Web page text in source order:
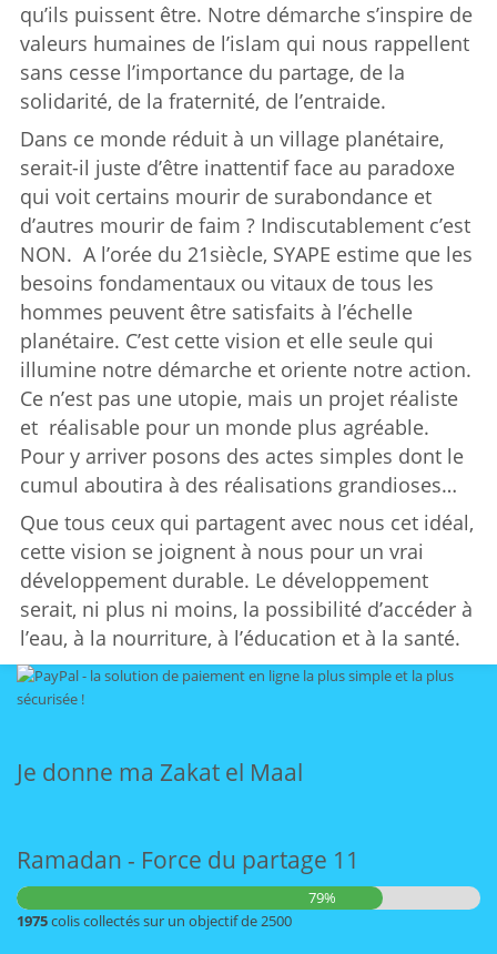
qu’ils puissent être. Notre démarche s’inspire de
valeurs humaines de l’islam qui nous rappellent
sans cesse l’importance du partage, de la
solidarité, de la fraternité, de l’entraide.
Dans ce monde réduit à un village planétaire,
serait-il juste d’être inattentif face au paradoxe
qui voit certains mourir de surabondance et
d’autres mourir de faim ? Indiscutablement c’est
NON. A l’orée du 21siècle, SYAPE estime que les
besoins fondamentaux ou vitaux de tous les
hommes peuvent être satisfaits à l’échelle
planétaire. C’est cette vision et elle seule qui
illumine notre démarche et oriente notre action.
Ce n’est pas une utopie, mais un projet réaliste
et réalisable pour un monde plus agréable.
Pour y arriver posons des actes simples dont le
cumul aboutira à des réalisations grandioses…
Que tous ceux qui partagent avec nous cet idéal,
cette vision se joignent à nous pour un vrai
développement durable. Le développement
serait, ni plus ni moins, la possibilité d’accéder à
l’eau, à la nourriture, à l’éducation et à la santé.
Je donne ma Zakat el Maal
Ramadan - Force du partage 11
79%
1975colis collectés sur un objectif de 2500